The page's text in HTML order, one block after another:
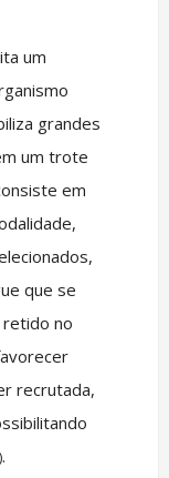
um
grandes
um trote
em
que se
no
recrutada,
.